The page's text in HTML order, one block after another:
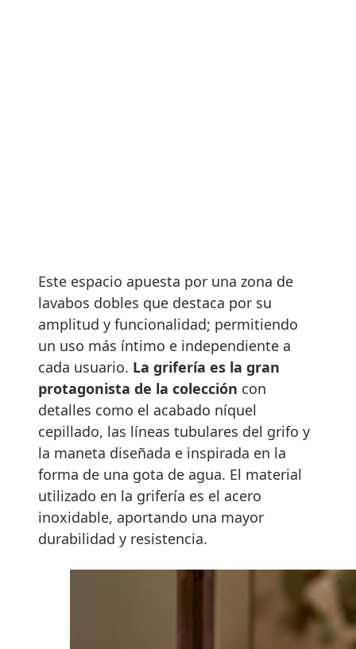
Este espacio apuesta por una zona de
lavabos dobles que destaca por su
amplitud y funcionalidad; permitiendo
un uso más íntimo e independiente a
cada usuario. La grifería es la gran
protagonista de la colección con
detalles como el acabado níquel
cepillado, las líneas tubulares del grifo y
la maneta diseñada e inspirada en la
forma de una gota de agua. El material
utilizado en la grifería es el acero
inoxidable, aportando una mayor
durabilidad y resistencia.